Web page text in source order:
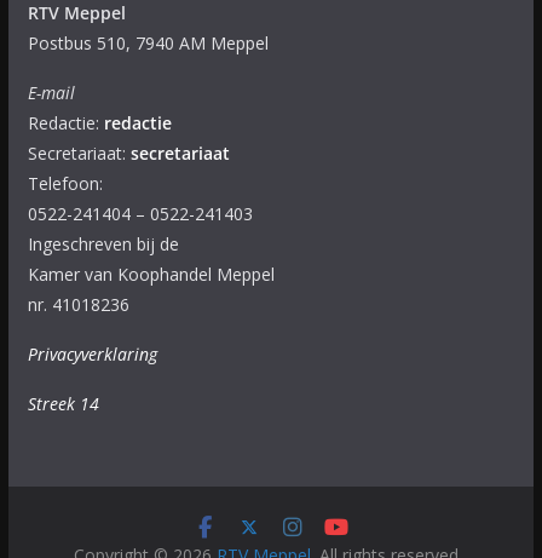
RTV Meppel
Postbus 510, 7940 AM Meppel
E-mail
Redactie: redactie
Secretariaat: secretariaat
Telefoon:
0522-241404 – 0522-241403
Ingeschreven bij de
Kamer van Koophandel Meppel
nr. 41018236
Privacyverklaring
Streek 14